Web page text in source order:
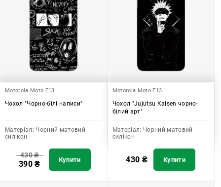
Motorola Moto E13
Чохол "Чорно-білі написи"
Матеріал: Чорний матовий
силікон
430₴
390₴ Купити
Motorola Moto E13
Чохол "Jujutsu Kaisen чорно-
білий арт"
Матеріал: Чорний матовий
силікон
430 ₴ Купити